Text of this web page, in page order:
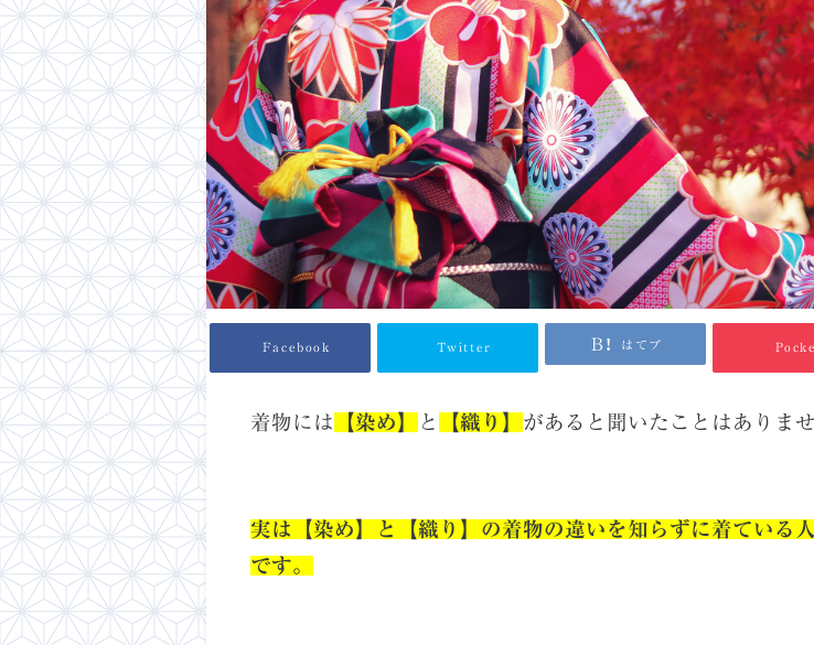
Facebook Twitter はてブ
着物には 【染め】 と 【織り】 があると聞いたことはありま
実は 【染め】と【織り】の着物の違いを知らずに着ている
です。